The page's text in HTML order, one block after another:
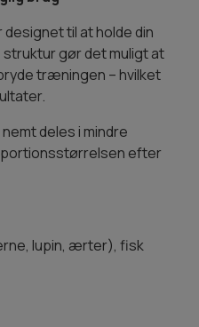
til at holde din
gør det muligt at
træningen – hvilket
deles i mindre
portionsstørrelsen efter
lupin, ærter), fisk